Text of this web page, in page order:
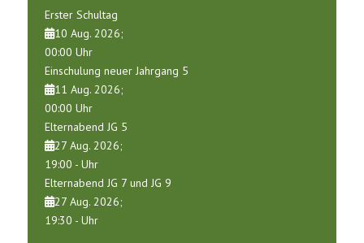
Erster Schultag
10 Aug. 2026;
00:00 Uhr
Einschulung neuer Jahrgang 5
11 Aug. 2026;
00:00 Uhr
Elternabend JG 5
27 Aug. 2026;
19:00 - Uhr
Elternabend JG 7 und JG 9
27 Aug. 2026;
19:30 - Uhr